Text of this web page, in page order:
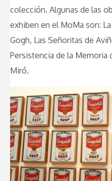
colección. Algunas de las
exhiben en el MoMa son:
Gogh, Las Señoritas de
Persistencia de la Memoria
Miró.